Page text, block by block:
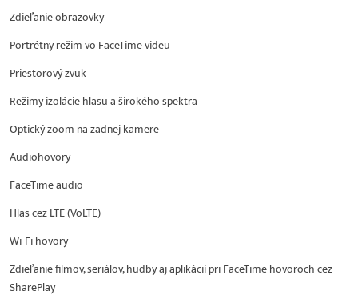
Zdieľanie obrazovky
Portrétny režim vo FaceTime videu
Priestorový zvuk
Režimy izolácie hlasu a širokého spektra
Optický zoom na zadnej kamere
Audiohovory
FaceTime audio
Hlas cez LTE (VoLTE)
Wi-Fi hovory
Zdieľanie filmov, seriálov, hudby aj aplikácií pri FaceTime hovoroch cez
SharePlay